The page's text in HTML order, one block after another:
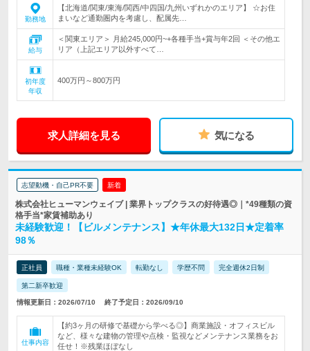
勤務地
【北海道/関東/東海/関西/中四国/九州いずれかのエリア】 ☆お住
まいなど通勤圏内を考慮し、配属先…
給与
＜関東エリア＞ 月給245,000円~+各種手当+賞与年2回 ＜その他エ
リア（上記エリア以外すべて…
初年度
年収
400万円～800万円
求人詳細を見る 気になる
志望動機・自己PR不要 新着
株式会社ヒューマンウェイブ | 業界トップクラスの好待遇◎｜*49種類の資
格手当*家賃補助あり
未経験歓迎！【ビルメンテナンス】★年休最大132日★定着率
98％
正社員 職種・業種未経験OK 転勤なし 学歴不問 完全週休2日制
第二新卒歓迎
情報更新日：2026/07/10 終了予定日：2026/09/10
仕事内容
【約3ヶ月の研修で基礎から学べる◎】商業施設・オフィスビル
など、様々な建物の管理や点検・監視などメンテナンス業務をお
任せ！※残業ほぼなし